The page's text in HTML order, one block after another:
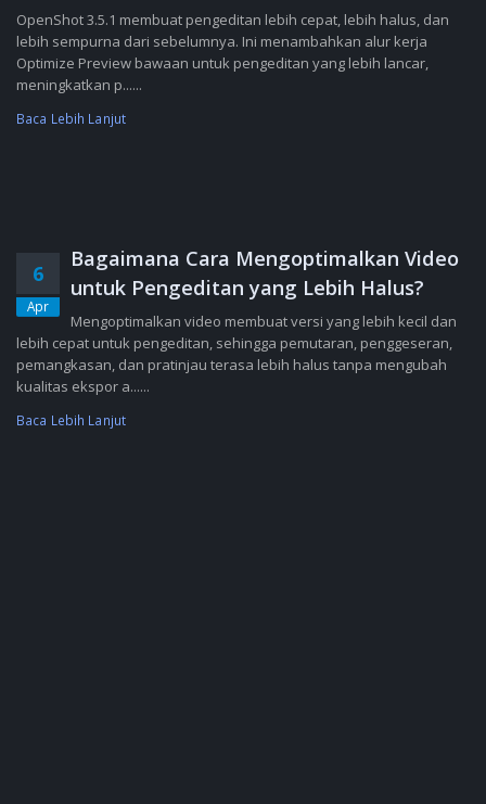
OpenShot 3.5.1 membuat pengeditan lebih cepat, lebih halus, dan
lebih sempurna dari sebelumnya. Ini menambahkan alur kerja
Optimize Preview bawaan untuk pengeditan yang lebih lancar,
meningkatkan p......
Baca Lebih Lanjut
6
Apr
Bagaimana Cara Mengoptimalkan Video
untuk Pengeditan yang Lebih Halus?
Mengoptimalkan video membuat versi yang lebih kecil dan
lebih cepat untuk pengeditan, sehingga pemutaran, penggeseran,
pemangkasan, dan pratinjau terasa lebih halus tanpa mengubah
kualitas ekspor a......
Baca Lebih Lanjut